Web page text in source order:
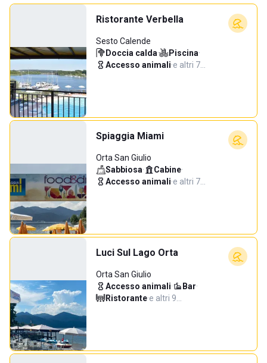
Ristorante Verbella
Sesto Calende
Doccia calda· Piscina·
Accesso animali·e altri 7…
Spiaggia Miami
Orta San Giulio
Sabbiosa· Cabine·
Accesso animali·e altri 7…
Luci Sul Lago Orta
Orta San Giulio
Accesso animali· Bar·
Ristorante·e altri 9…